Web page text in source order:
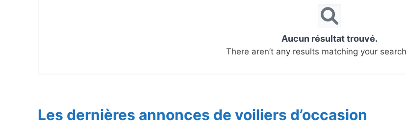
Aucun résultat trouvé.
There aren’t any results matching your
Les dernières annonces de voiliers d’occasion